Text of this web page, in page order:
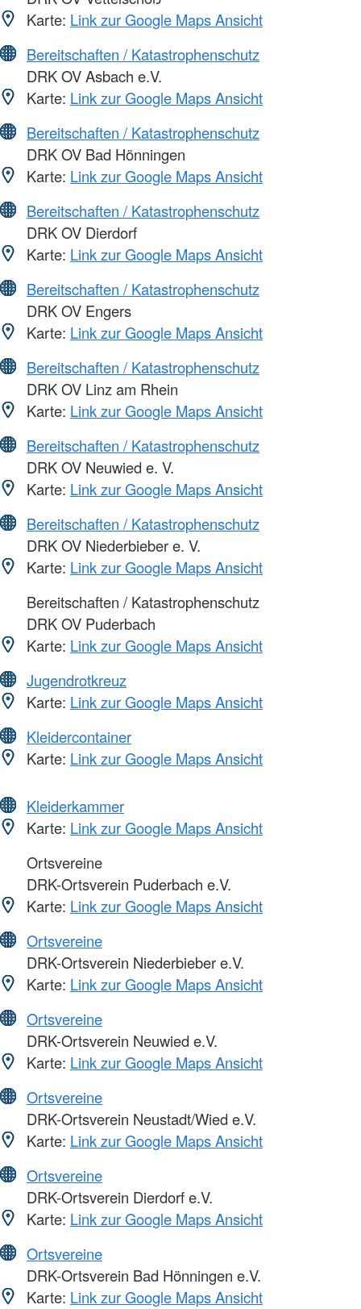
Karte: Link zur Google Maps Ansicht
Bereitschaften / Katastrophenschutz
DRK OV Asbach e.V.
Karte: Link zur Google Maps Ansicht
Bereitschaften / Katastrophenschutz
DRK OV Bad Hönningen
Karte: Link zur Google Maps Ansicht
Bereitschaften / Katastrophenschutz
DRK OV Dierdorf
Karte: Link zur Google Maps Ansicht
Bereitschaften / Katastrophenschutz
DRK OV Engers
Karte: Link zur Google Maps Ansicht
Bereitschaften / Katastrophenschutz
DRK OV Linz am Rhein
Karte: Link zur Google Maps Ansicht
Bereitschaften / Katastrophenschutz
DRK OV Neuwied e. V.
Karte: Link zur Google Maps Ansicht
Bereitschaften / Katastrophenschutz
DRK OV Niederbieber e. V.
Karte: Link zur Google Maps Ansicht
Bereitschaften / Katastrophenschutz
DRK OV Puderbach
Karte: Link zur Google Maps Ansicht
Jugendrotkreuz
Karte: Link zur Google Maps Ansicht
Kleidercontainer
Karte: Link zur Google Maps Ansicht
Kleiderkammer
Karte: Link zur Google Maps Ansicht
Ortsvereine
DRK-Ortsverein Puderbach e.V.
Karte: Link zur Google Maps Ansicht
Ortsvereine
DRK-Ortsverein Niederbieber e.V.
Karte: Link zur Google Maps Ansicht
Ortsvereine
DRK-Ortsverein Neuwied e.V.
Karte: Link zur Google Maps Ansicht
Ortsvereine
DRK-Ortsverein Neustadt/Wied e.V.
Karte: Link zur Google Maps Ansicht
Ortsvereine
DRK-Ortsverein Dierdorf e.V.
Karte: Link zur Google Maps Ansicht
Ortsvereine
DRK-Ortsverein Bad Hönningen e.V.
Karte: Link zur Google Maps Ansicht